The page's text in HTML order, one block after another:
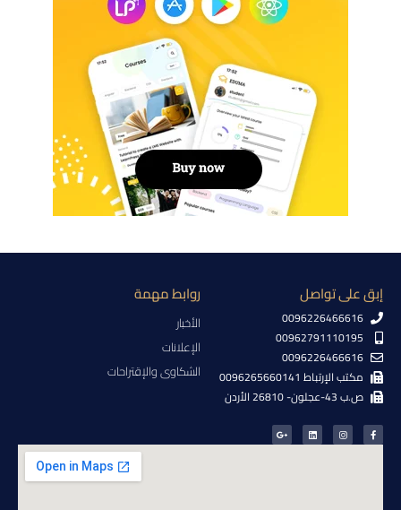
إبق على تواصل
0096226466616
00962791110195
0096226466616
مكتب الإرتباط 0096265660141
ص.ب 43-عجلون- 26810 الأردن
روابط مهمة
الأخبار
الإعلانات
الشكاوى والإقتراحات